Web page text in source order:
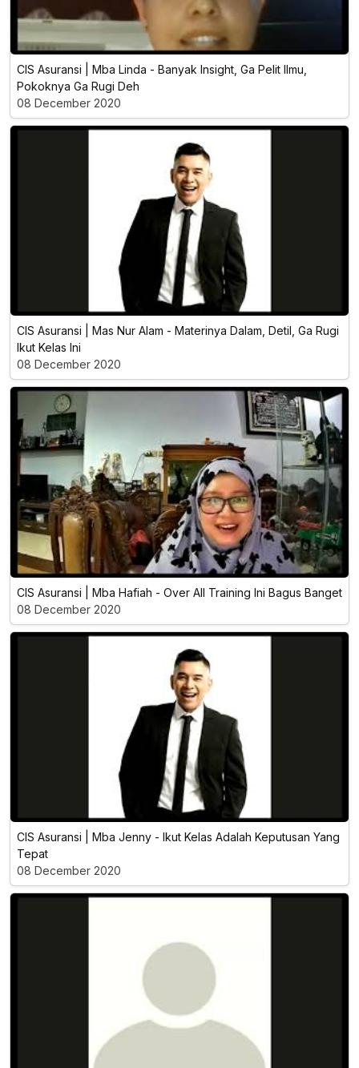
CIS Asuransi | Mba Linda - Banyak Insight, Ga Pelit Ilmu,
Pokoknya Ga Rugi Deh
08 December 2020
CIS Asuransi | Mas Nur Alam - Materinya Dalam, Detil, Ga Rugi
Ikut Kelas Ini
08 December 2020
CIS Asuransi | Mba Hafiah - Over All Training Ini Bagus Banget
08 December 2020
CIS Asuransi | Mba Jenny - Ikut Kelas Adalah Keputusan Yang
Tepat
08 December 2020